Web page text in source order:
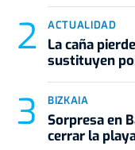
ACTUALIDAD
La caña
sustituyen
BIZKAIA
Sorpresa en
cerrar la